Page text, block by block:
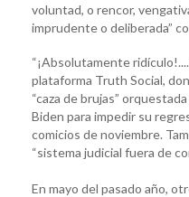
voluntad, o rencor,
imprudente o deliberada”
“¡Absolutamente
plataforma Truth Social,
“caza de brujas”
Biden para impedir su
comicios de noviembre.
“sistema judicial fuera de
En mayo del pasado año,